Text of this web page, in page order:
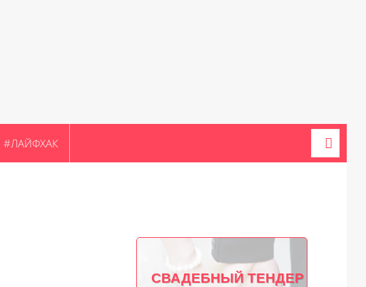
#ЛАЙФХАК
СВАДЕБНЫЙ ТЕНДЕР